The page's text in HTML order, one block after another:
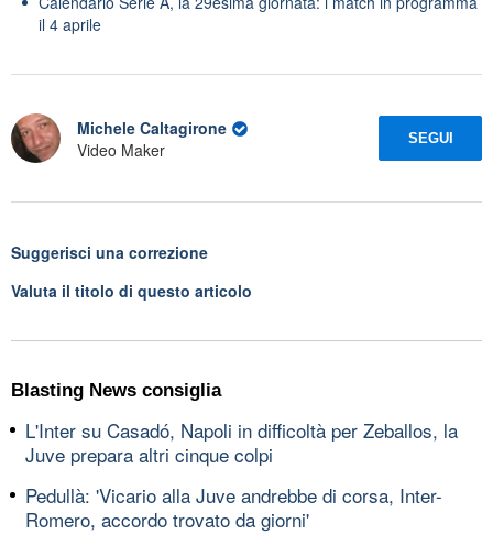
il 4 aprile
Michele Caltagirone
Video Maker
SEGUI
Suggerisci una correzione
Valuta il titolo di questo articolo
Blasting News consiglia
L'Inter su Casadó, Napoli in difficoltà per Zeballos, la
Juve prepara altri cinque colpi
Pedullà: 'Vicario alla Juve andrebbe di corsa, Inter-
Romero, accordo trovato da giorni'